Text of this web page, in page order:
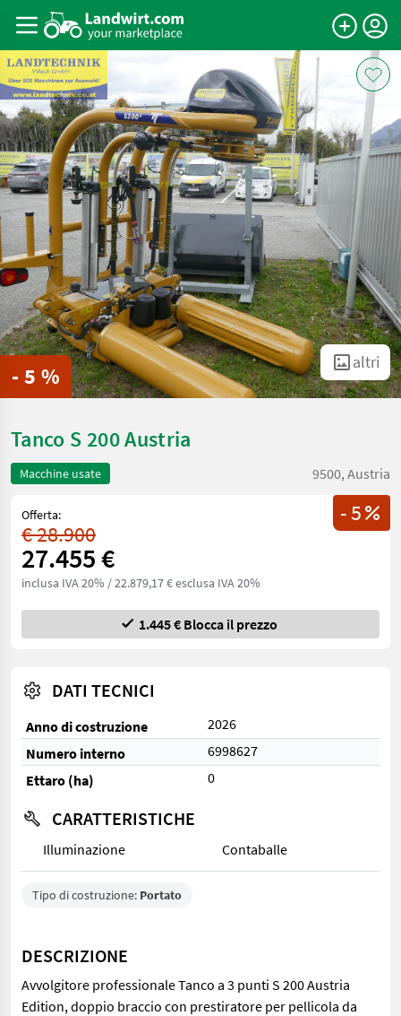
- 5 %
altri
Tanco S 200 Austria
Macchine usate 9500, Austria
- 5
Offerta:
€ 28.900
27.455 €
inclusa IVA 20% / 22.879,17 € esclusa IVA 20%
1.445 € Blocca il prezzo
DATI TECNICI
Anno di costruzione
2026
Numero interno
6998627
Ettaro (ha)
0
CARATTERISTICHE
Illuminazione Contaballe
Tipo di costruzione: Portato
DESCRIZIONE
Avvolgitore professionale Tanco a 3 punti S 200 Austria
Edition, doppio braccio con prestiratore per pellicola da